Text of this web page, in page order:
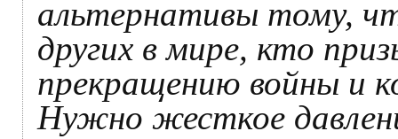
альтернативы тому,
других в мире, кто
прекращению войны и
Нужно жесткое